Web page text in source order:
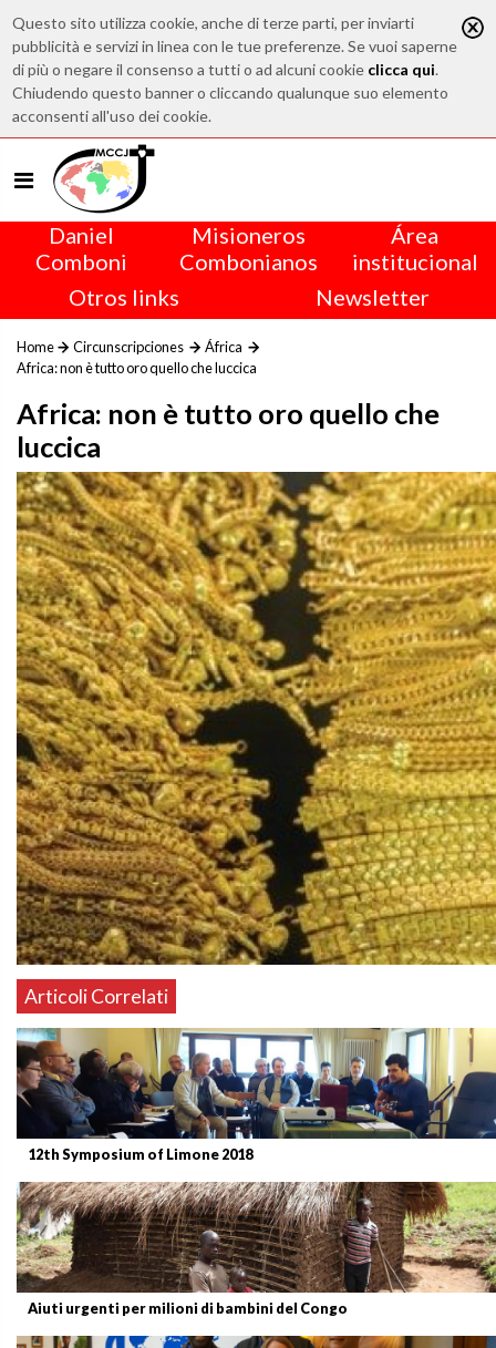
Questo sito utilizza cookie, anche di terze parti, per inviarti
pubblicità e servizi in linea con le tue preferenze. Se vuoi saperne
di più o negare il consenso a tutti o ad alcuni cookie clicca qui.
Chiudendo questo banner o cliccando qualunque suo elemento
acconsenti all'uso dei cookie.
Daniel
Comboni
Misioneros
Combonianos
Área
institucional
Otros links
Newsletter
Home Circunscripciones
África
Africa: non è tutto oro quello che luccica
Africa: non è tutto oro quello che
luccica
Articoli Correlati
12th Symposium of Limone 2018
Aiuti urgenti per milioni di bambini del Congo